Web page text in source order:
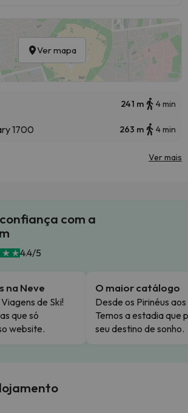
Ver mapa
241 m 4 min
1700 263 m 4 min
Ver mais
com a
4.4/5
na Neve
de Ski!
que só
website.
O maior catálogo
Desde os Pirinéus
Temos a estadia que
seu destino de sonho.